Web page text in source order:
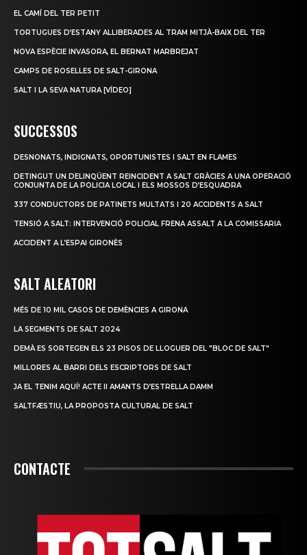
EL CAMÍ DEL TER PETIT
TORTUGUES D’ESTANY ALLIBERADES AL TRAM MITJÀ-BAIX DEL TER
NOVA ESPÈCIE INVASORA, EL BERNAT MARBREJAT
CAMPS DE ROSELLES DE SALT-GIRONA
SALT I LA SEVA NATURA [VÍDEO]
SUCCESSOS
DESNONATS, INDIGNATS, OPORTUNISTES I SALT EN FLAMES
DETINGUT UN DELINQÜENT REINCIDENT A SALT GRÀCIES A UNA OPERACIÓ
CONJUNTA DE LA POLICIA LOCAL I ELS MOSSOS D’ESQUADRA
337 CONDUCTORS DE PATINETS MULTATS I 20 ACCIDENTS A SALT
TENSIÓ A SALT: INTERVENCIÓ POLICIAL FRENA ASSALT A LA COMISSARIA
ACCIDENT A L’ESPAI GIRONÈS
SALT ALEATORI
MÉS DE 10 MIL CASOS DE DEMÈNCIES A GIRONA
LA SEGMENTS DE SALT 2024
DEMÀ ES SORTEGEN ELS 23 PISOS DE LLOGUER DEL "BLOC DE SALT"
MILLORES AL BARRI DELS ESCRIPTORS DE SALT
JA EL TENIM AQUÍ! ACTE II AMANTS D’ESTRELLA DAMM
SALTFÆSTIU, LA PROPOSTA CULTURAL DE SALT
CONTACTE